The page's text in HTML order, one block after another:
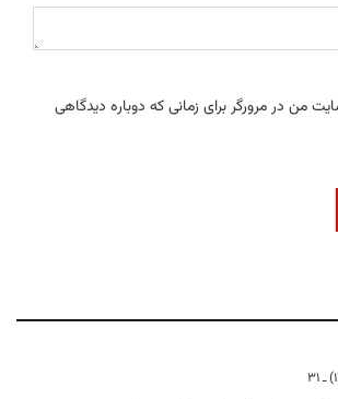
من در مرورگر برای زمانی که دوباره دیدگاهی